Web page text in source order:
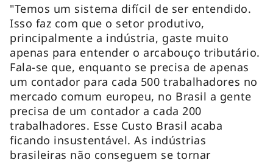
"Temos um sistema difícil de ser entendido.
Isso faz com que o setor produtivo,
principalmente a indústria, gaste muito
apenas para entender o arcabouço tributário.
Fala-se que, enquanto se precisa de apenas
um contador para cada 500 trabalhadores no
mercado comum europeu, no Brasil a gente
precisa de um contador a cada 200
trabalhadores. Esse Custo Brasil acaba
ficando insustentável. As indústrias
brasileiras não conseguem se tornar